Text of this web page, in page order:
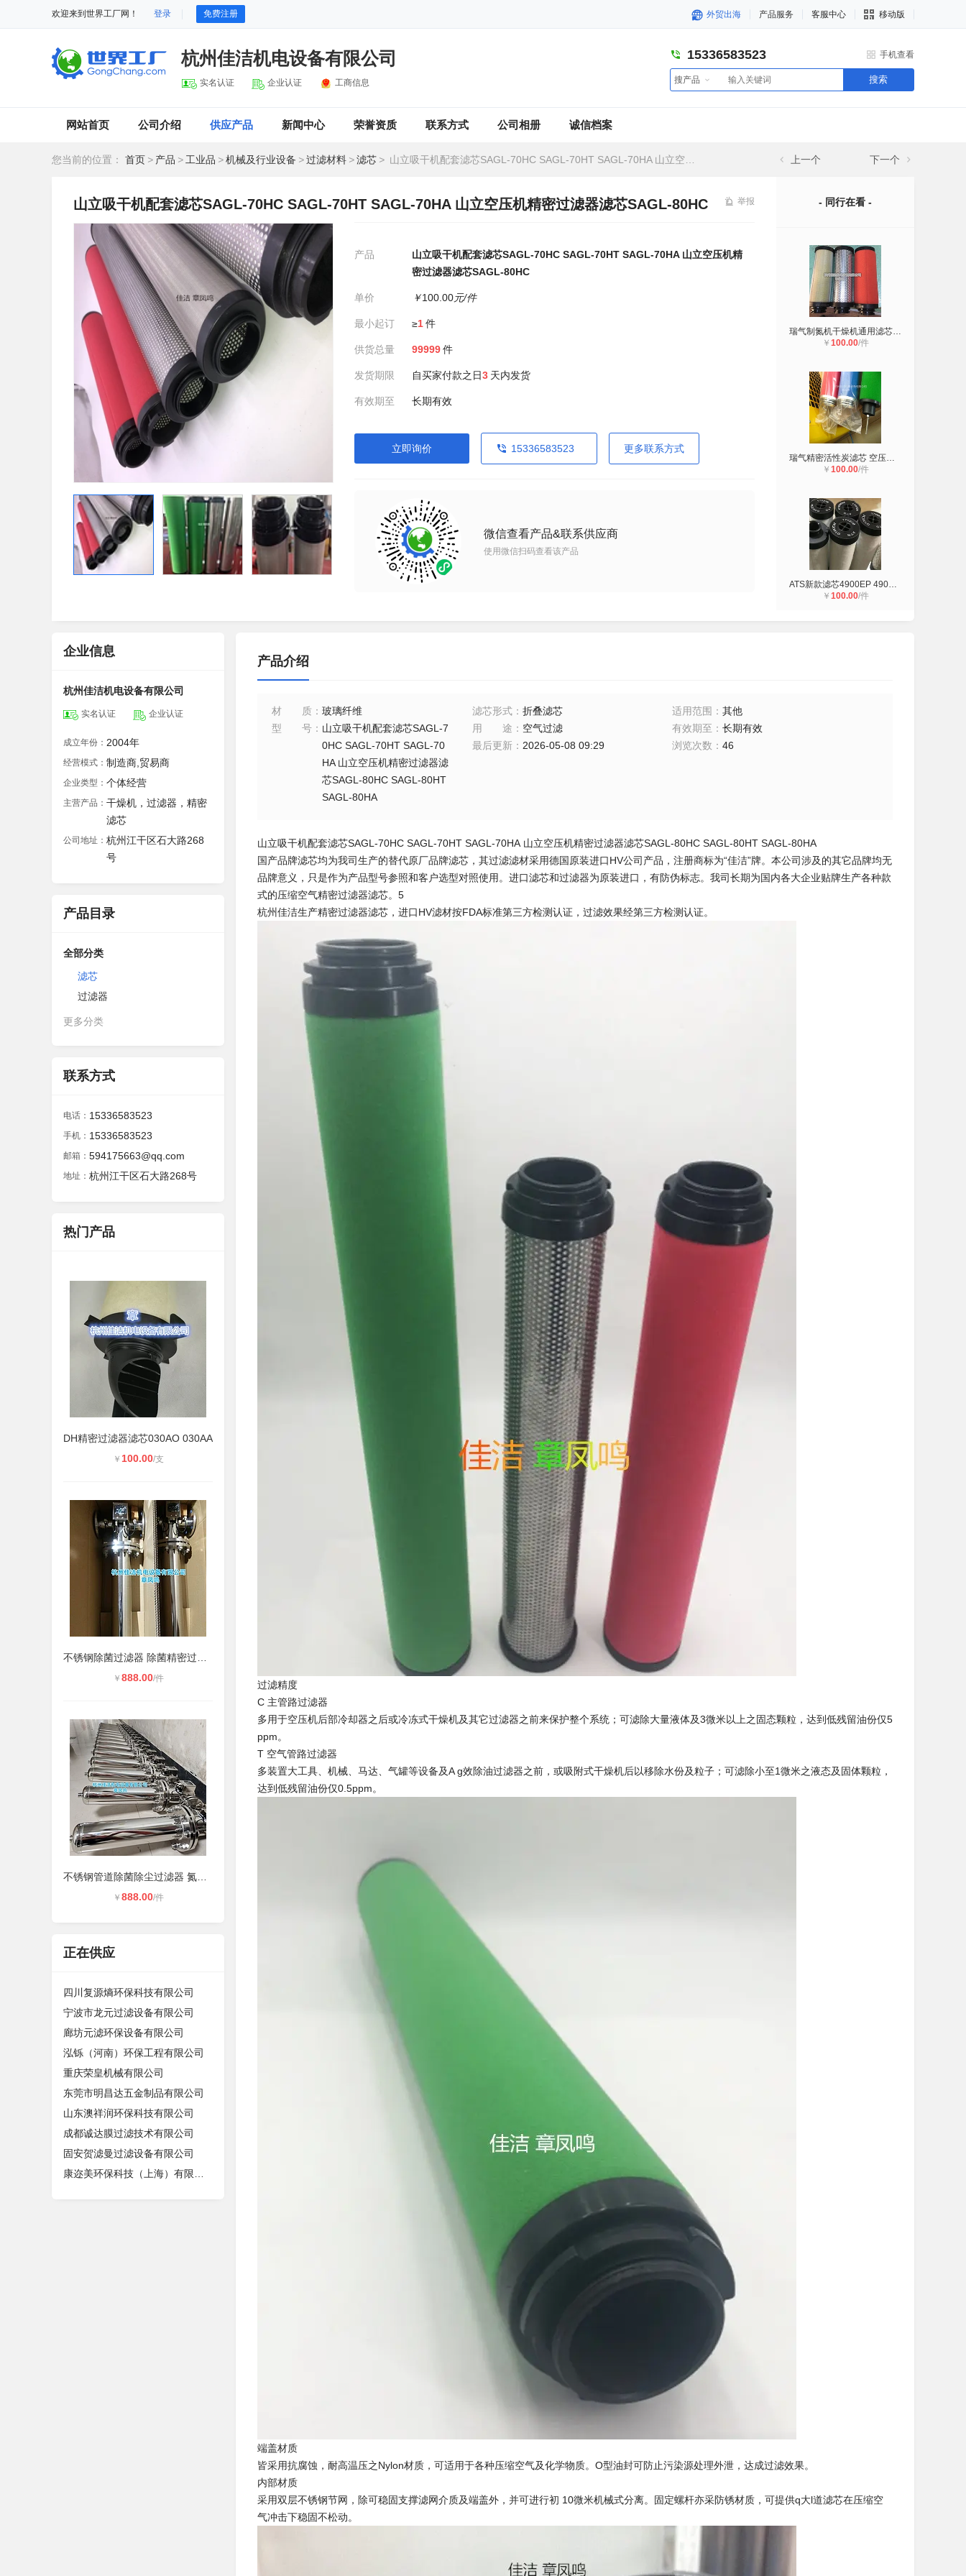
欢迎来到世界工厂网！ 登录 免费注册 外贸出海 产品服务 客服中心 移动版
杭州佳洁机电设备有限公司
实名认证 企业认证 工商信息
15336583523 手机查看
搜产品 搜索
网站首页 公司介绍 供应产品 新闻中心 荣誉资质 联系方式 公司相册 诚信档案
您当前的位置： 首页 > 产品 > 工业品 >机械及行业设备 >过滤材料 >滤芯 > 山立吸干机配套滤芯SAGL-70HC SAGL-70HT SAGL-70HA 山立空压机精密过滤器滤芯SAGL-80HC 上一个 下一个
山立吸干机配套滤芯SAGL-70HC SAGL-70HT SAGL-70HA 山立空压机精密过滤器滤芯SAGL-80HC 举报
产品
山立吸干机配套滤芯SAGL-70HC SAGL-70HT SAGL-70HA 山立空压机精
密过滤器滤芯SAGL-80HC
单价 ￥100.00元/件
最小起订 ≥1件
供货总量 99999件
发货期限 自买家付款之日3 天内发货
有效期至 长期有效
立即询价 15336583523 更多联系方式
微信查看产品&联系供应商
使用微信扫码查看该产品
- 同行在看 -
瑞气制氮机干燥机通用滤芯GX0049-E5
￥ 100.00/件
瑞气精密活性炭滤芯 空压机吸干机管
￥ 100.00/件
ATS新款滤芯4900EP 4900EM 空压机精
￥ 100.00/件
企业信息
杭州佳洁机电设备有限公司
实名认证 企业认证
成立年份： 2004年
经营模式： 制造商,贸易商
企业类型： 个体经营
主营产品： 干燥机，过滤器，精密
滤芯
公司地址： 杭州江干区石大路268
号
产品目录
全部分类
滤芯
过滤器
更多分类
联系方式
电话： 15336583523
手机： 15336583523
邮箱： 594175663@qq.com
地址： 杭州江干区石大路268号
热门产品
DH精密过滤器滤芯030AO 030AA
￥ 100.00/支
￥ 888.00/件
￥ 888.00/件
正在供应
四川复源熵环保科技有限公司
宁波市龙元过滤设备有限公司
廊坊元滤环保设备有限公司
泓铄（河南）环保工程有限公司
重庆荣皇机械有限公司
东莞市明昌达五金制品有限公司
山东澳祥润环保科技有限公司
成都诚达膜过滤技术有限公司
固安贺滤曼过滤设备有限公司
产品介绍
材质 ： 玻璃纤维 滤芯形式： 折叠滤芯 适用范围 ：其他
型号 ： 山立吸干机配套滤芯SAGL-7
0HC SAGL-70HT SAGL-70
HA 山立空压机精密过滤器滤
芯SAGL-80HC SAGL-80HT
SAGL-80HA
用途 ： 空气过滤 有效期至 ：长期有效
最后更新： 2026-05-08 09:29 浏览次数 ：46
山立吸干机配套滤芯SAGL-70HC SAGL-70HT SAGL-70HA 山立空压机精密过滤器滤芯SAGL-80HC SAGL-80HT SAGL-80HA
国产品牌滤芯均为我司生产的替代原厂品牌滤芯，其过滤滤材采用德国原装进口HV公司产品，注册商标为“佳洁”牌。本公司涉及的其它品牌均无
品牌意义，只是作为产品型号参照和客户选型对照使用。进口滤芯和过滤器为原装进口，有防伪标志。我司长期为国内各大企业贴牌生产各种款
式的压缩空气精密过滤器滤芯。5
杭州佳洁生产精密过滤器滤芯，进口HV滤材按FDA标准第三方检测认证，过滤效果经第三方检测认证。
过滤精度
C 主管路过滤器
多用于空压机后部冷却器之后或冷冻式干燥机及其它过滤器之前来保护整个系统；可滤除大量液体及3微米以上之固态颗粒，达到低残留油份仅5
ppm。
T 空气管路过滤器
多装置大工具、机械、马达、气罐等设备及A g效除油过滤器之前，或吸附式干燥机后以移除水份及粒子；可滤除小至1微米之液态及固体颗粒，
达到低残留油份仅0.5ppm。
端盖材质
皆采用抗腐蚀，耐高温压之Nylon材质，可适用于各种压缩空气及化学物质。O型油封可防止污染源处理外泄，达成过滤效果。
内部材质
采用双层不锈钢节网，除可稳固支撑滤网介质及端盖外，并可进行初 10微米机械式分离。固定螺杆亦采防锈材质，可提供q大l道滤芯在压缩空
气冲击下稳固不松动。